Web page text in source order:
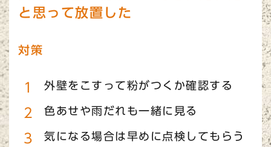
と思って放置した
対策
外壁をこすって粉がつくか確認する
色あせや雨だれも一緒に見る
気になる場合は早めに点検してもらう